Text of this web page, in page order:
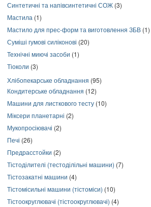
Синтетичні та напівсинтетичні СОЖ (3)
Мастила (1)
Мастило для прес-форм та виготовлення ЗБВ (1)
Суміші гумові силіконові (20)
Технічні миючі засоби (1)
Тіоколи (3)
Хлібопекарське обладнання (95)
Кондитерське обладнання (12)
Машини для листкового тесту (10)
Міксери планетарні (2)
Мукопросіювачі (2)
Печі (26)
Предрасстойки (2)
Тістоділителі (тестоділільні машини) (7)
Тістозакатні машини (4)
Тістомісильні машини (тістоміси) (10)
Тістоокруглювачі (тістоокруглювачі) (4)